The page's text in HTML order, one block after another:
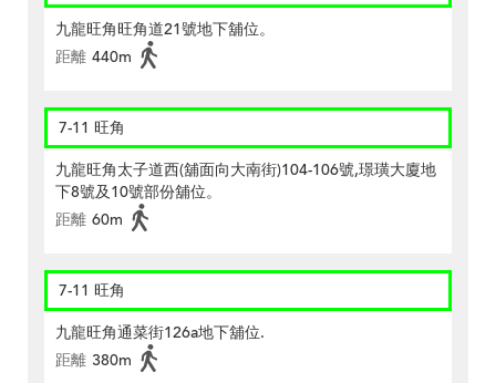
九龍旺角旺角道21號地下舖位。
距離 440m
7-11 旺角
九龍旺角太子道西(舖面向大南街)104-106號,璟璜大廈地
下8號及10號部份舖位。
距離 60m
7-11 旺角
九龍旺角通菜街126a地下舖位.
距離 380m